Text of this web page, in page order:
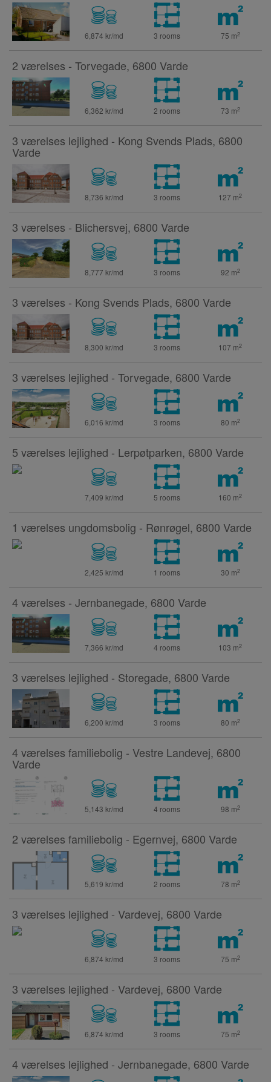
6,874 kr/md 3 rooms 75 m2
2 værelses - Torvegade, 6800 Varde
6,362 kr/md 2 rooms 73 m2
3 værelses lejlighed - Kong Svends Plads, 6800
Varde
8,736 kr/md 3 rooms 127 m2
3 værelses - Blichersvej, 6800 Varde
8,777 kr/md 3 rooms 92 m2
3 værelses - Kong Svends Plads, 6800 Varde
8,300 kr/md 3 rooms 107 m2
3 værelses lejlighed - Torvegade, 6800 Varde
6,016 kr/md 3 rooms 80 m2
5 værelses lejlighed - Lerpøtparken, 6800 Varde
7,409 kr/md 5 rooms 160 m2
1 værelses ungdomsbolig - Rønrøgel, 6800 Varde
2,425 kr/md 1 rooms 30 m2
4 værelses - Jernbanegade, 6800 Varde
7,366 kr/md 4 rooms 103 m2
3 værelses lejlighed - Storegade, 6800 Varde
6,200 kr/md 3 rooms 80 m2
4 værelses familiebolig - Vestre Landevej, 6800
Varde
5,143 kr/md 4 rooms 98 m2
2 værelses familiebolig - Egernvej, 6800 Varde
5,619 kr/md 2 rooms 78 m2
3 værelses lejlighed - Vardevej, 6800 Varde
6,874 kr/md 3 rooms 75 m2
3 værelses lejlighed - Vardevej, 6800 Varde
6,874 kr/md 3 rooms 75 m2
4 værelses lejlighed - Jernbanegade, 6800 Varde